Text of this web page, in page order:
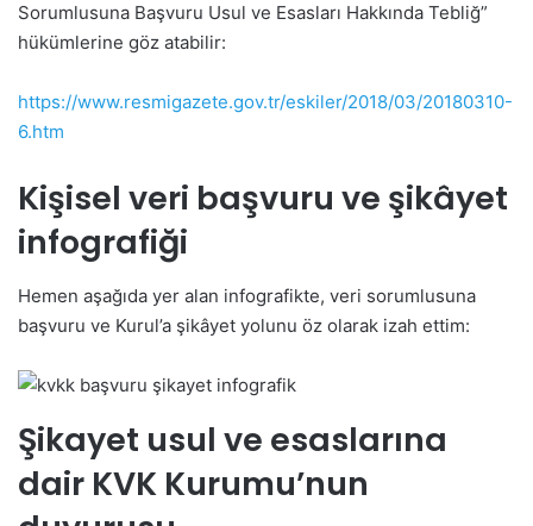
Sorumlusuna Başvuru Usul ve Esasları Hakkında Tebliğ”
hükümlerine göz atabilir:
https://www.resmigazete.gov.tr/eskiler/2018/03/20180310-
6.htm
Kişisel veri başvuru ve şikâyet
infografiği
Hemen aşağıda yer alan infografikte, veri sorumlusuna
başvuru ve Kurul’a şikâyet yolunu öz olarak izah ettim:
Şikayet usul ve esaslarına
dair KVK Kurumu’nun